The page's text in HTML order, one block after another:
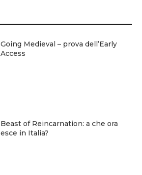
Going Medieval – prova dell’Early
Access
Beast of Reincarnation: a che ora
esce in Italia?